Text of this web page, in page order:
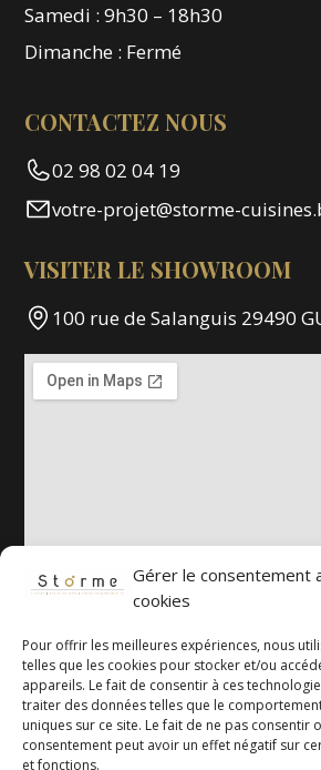
Gérer le consentement
cookies
Pour offrir les meilleures expériences, nous
telles que les cookies pour stocker et/ou
appareils. Le fait de consentir à ces
traiter des données telles que le
uniques sur ce site. Le fait de ne pas consentir
consentement peut avoir un effet négatif sur
et fonctions.
Samedi : 9h30 – 18h30
Dimanche : Fermé
CONTACTEZ NOUS
02 98 02 04 19
votre-projet@storme-
VISITER LE SHOWROOM
100 rue de Salanguis 29490